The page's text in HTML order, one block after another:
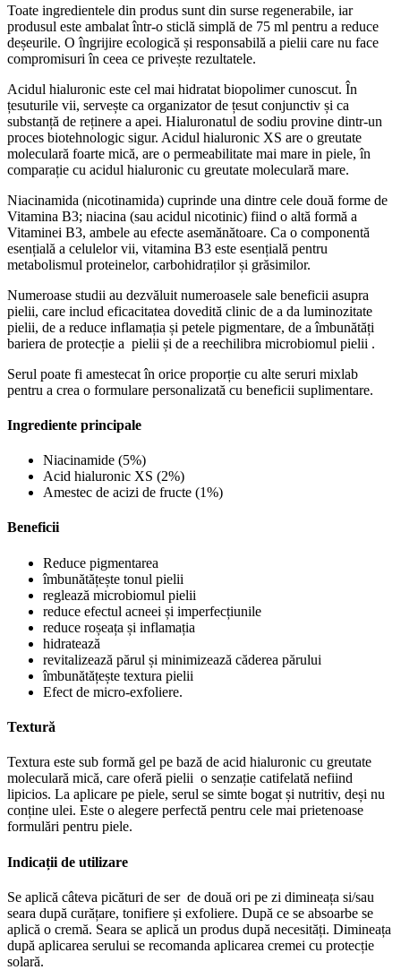
Toate ingredientele din produs sunt din surse regenerabile, iar
produsul este ambalat într-o sticlă simplă de 75 ml pentru a reduce
deșeurile. O îngrijire ecologică și responsabilă a pielii care nu face
compromisuri în ceea ce privește rezultatele.
Acidul hialuronic este cel mai hidratat biopolimer cunoscut. În
țesuturile vii, servește ca organizator de țesut conjunctiv și ca
substanță de reținere a apei. Hialuronatul de sodiu provine dintr-un
proces biotehnologic sigur. Acidul hialuronic XS are o greutate
moleculară foarte mică, are o permeabilitate mai mare in piele, în
comparație cu acidul hialuronic cu greutate moleculară mare.
Niacinamida (nicotinamida) cuprinde una dintre cele două forme de
Vitamina B3; niacina (sau acidul nicotinic) fiind o altă formă a
Vitaminei B3, ambele au efecte asemănătoare. Ca o componentă
esențială a celulelor vii, vitamina B3 este esențială pentru
metabolismul proteinelor, carbohidraților și grăsimilor.
Numeroase studii au dezvăluit numeroasele sale beneficii asupra
pielii, care includ eficacitatea dovedită clinic de a da luminozitate
pielii, de a reduce inflamația și petele pigmentare, de a îmbunătăți
bariera de protecție a pielii și de a reechilibra microbiomul pielii .
Serul poate fi amestecat în orice proporție cu alte seruri mixlab
pentru a crea o formulare personalizată cu beneficii suplimentare.
Ingrediente principale
Niacinamide (5%)
Acid hialuronic XS (2%)
Amestec de acizi de fructe (1%)
Beneficii
Reduce pigmentarea
îmbunătățește tonul pielii
reglează microbiomul pielii
reduce efectul acneei și imperfecțiunile
reduce roșeața și inflamația
hidratează
revitalizează părul și minimizează căderea părului
îmbunătățește textura pielii
Efect de micro-exfoliere.
Textură
Textura este sub formă gel pe bază de acid hialuronic cu greutate
moleculară mică, care oferă pielii o senzație catifelată nefiind
lipicios. La aplicare pe piele, serul se simte bogat și nutritiv, deși nu
conține ulei. Este o alegere perfectă pentru cele mai prietenoase
formulări pentru piele.
Indicații de utilizare
Se aplică câteva picături de ser de două ori pe zi dimineața si/sau
seara după curățare, tonifiere și exfoliere. După ce se absoarbe se
aplică o cremă. Seara se aplică un produs după necesități. Dimineața
după aplicarea serului se recomanda aplicarea cremei cu protecție
solară.